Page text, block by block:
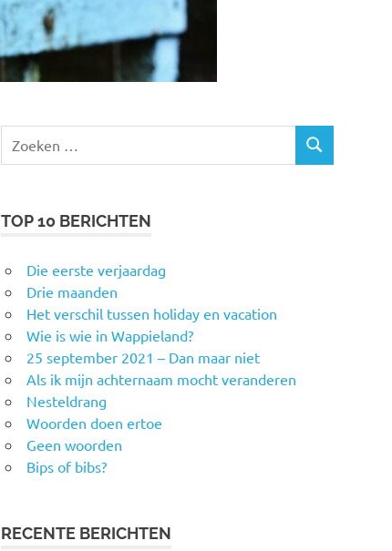
Zoeken
ZOEKEN
TOP 10 BERICHTEN
Die eerste verjaardag
Drie maanden
Het verschil tussen holiday en vacation
Wie is wie in Wappieland?
25 september 2021 – Dan maar niet
Als ik mijn achternaam mocht veranderen
Nesteldrang
Woorden doen ertoe
Geen woorden
Bips of bibs?
RECENTE BERICHTEN